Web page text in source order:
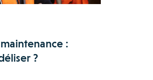
:
?